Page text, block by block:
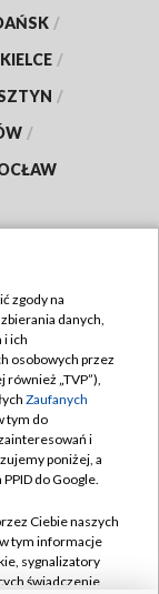
/
KIELCE /
/
/
zgody na
danych,
i ich
osobowych przez
również „TVP”),
Zaufanych
tym do
i
poniżej, a
do Google.
Ciebie naszych
tym informacje
sygnalizatory
świadczenie